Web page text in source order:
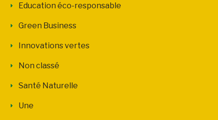
Education éco-responsable
Green Business
Innovations vertes
Non classé
Santé Naturelle
Une